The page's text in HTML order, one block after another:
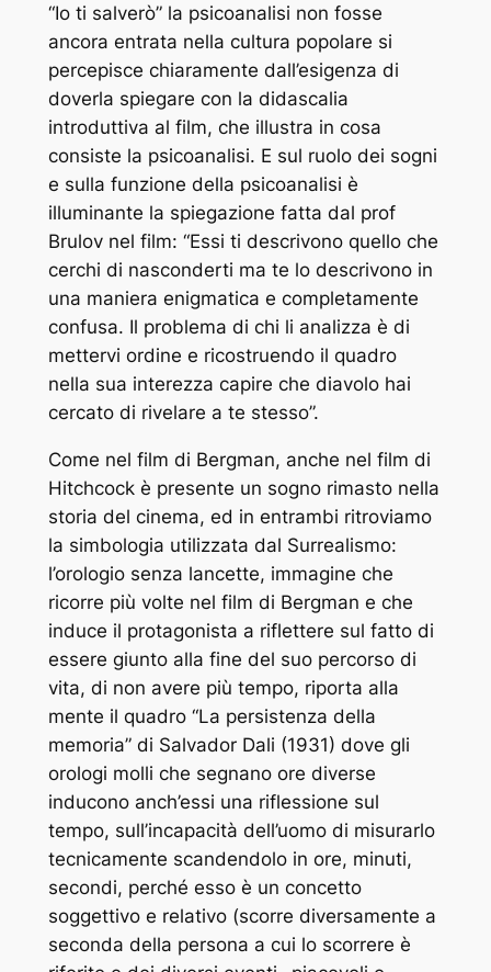
“Io ti salverò” la psicoanalisi non fosse
ancora entrata nella cultura popolare si
percepisce chiaramente dall’esigenza di
doverla spiegare con la didascalia
introduttiva al film, che illustra in cosa
consiste la psicoanalisi. E sul ruolo dei sogni
e sulla funzione della psicoanalisi è
illuminante la spiegazione fatta dal prof
Brulov nel film: “Essi ti descrivono quello che
cerchi di nasconderti ma te lo descrivono in
una maniera enigmatica e completamente
confusa. Il problema di chi li analizza è di
mettervi ordine e ricostruendo il quadro
nella sua interezza capire che diavolo hai
cercato di rivelare a te stesso”.
Come nel film di Bergman, anche nel film di
Hitchcock è presente un sogno rimasto nella
storia del cinema, ed in entrambi ritroviamo
la simbologia utilizzata dal Surrealismo:
l’orologio senza lancette, immagine che
ricorre più volte nel film di Bergman e che
induce il protagonista a riflettere sul fatto di
essere giunto alla fine del suo percorso di
vita, di non avere più tempo, riporta alla
mente il quadro “La persistenza della
memoria” di Salvador Dali (1931) dove gli
orologi molli che segnano ore diverse
inducono anch’essi una riflessione sul
tempo, sull’incapacità dell’uomo di misurarlo
tecnicamente scandendolo in ore, minuti,
secondi, perché esso è un concetto
soggettivo e relativo (scorre diversamente a
seconda della persona a cui lo scorrere è